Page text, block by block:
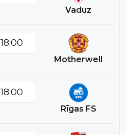
Vaduz
18:00
Motherwell
18:00
Rīgas FS